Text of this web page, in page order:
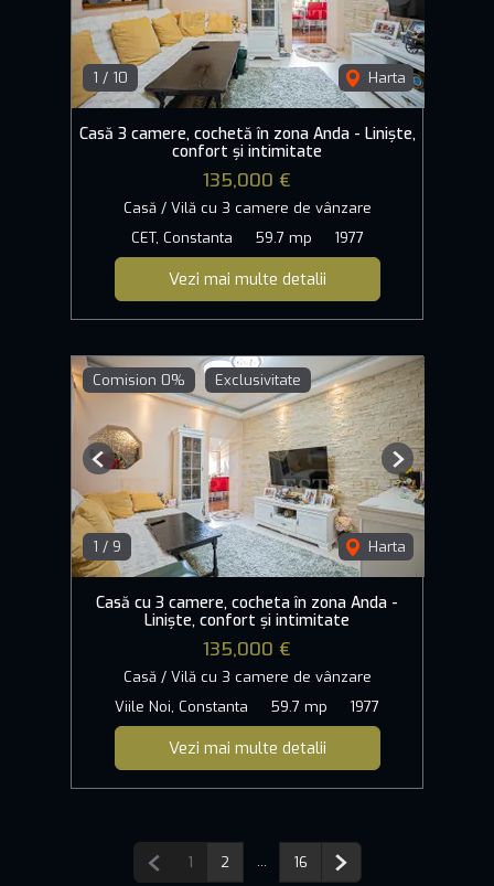
1 / 10 Harta
Casă 3 camere, cochetă în zona Anda - Liniște,
confort și intimitate
135,000 €
Casă / Vilă cu 3 camere de vânzare
CET, Constanta
59.7 mp 1977
Vezi mai multe detalii
Comision 0% Exclusivitate
1 / 9 Harta
Previous Next
Casă cu 3 camere, cocheta în zona Anda -
Liniște, confort și intimitate
135,000 €
Casă / Vilă cu 3 camere de vânzare
Viile Noi, Constanta
59.7 mp 1977
Vezi mai multe detalii
Pagina anterioară
1 2 ... 16 Pagina următoare